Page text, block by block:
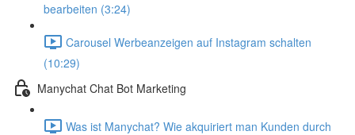
bearbeiten (3:24)
Carousel Werbeanzeigen auf Instagram schalten
(10:29)
Manychat Chat Bot Marketing
Was ist Manychat? Wie akquiriert man Kunden durch